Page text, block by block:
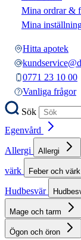
Mina ordrar &
Mina
Hitta apotek
0771 23 10 00
Vanliga frågor
Sök
Egenvård
Allergi
Allergi
värk
Feber och värk
Hudbesvär
Mage och tarm
Ögon och öron